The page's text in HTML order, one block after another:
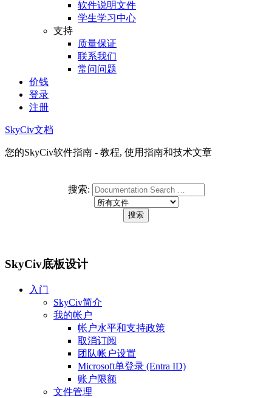
软件说明文件
学生学习中心
支持
质量保证
联系我们
常问问题
价钱
登录
注册
SkyCiv文档
您的SkyCiv软件指南 - 教程, 使用指南和技术文章
搜索:
SkyCiv底板设计
入门
SkyCiv简介
我的帐户
帐户水平和支持政策
取消订阅
团队帐户设置
Microsoft单登录 (Entra ID)
账户限额
文件管理